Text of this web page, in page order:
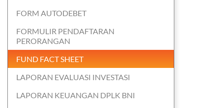
FORM AUTODEBET
FORMULIR PENDAFTARAN
PERORANGAN
FUND FACT SHEET
LAPORAN EVALUASI INVESTASI
LAPORAN KEUANGAN DPLK BNI